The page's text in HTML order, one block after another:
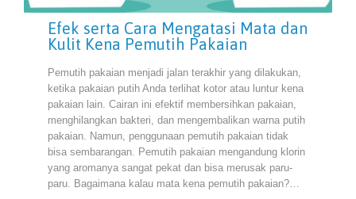
Efek serta Cara Mengatasi Mata dan
Kulit Kena Pemutih Pakaian
Pemutih pakaian menjadi jalan terakhir yang dilakukan,
ketika pakaian putih Anda terlihat kotor atau luntur kena
pakaian lain. Cairan ini efektif membersihkan pakaian,
menghilangkan bakteri, dan mengembalikan warna putih
pakaian. Namun, penggunaan pemutih pakaian tidak
bisa sembarangan. Pemutih pakaian mengandung klorin
yang aromanya sangat pekat dan bisa merusak paru-
paru. Bagaimana kalau mata kena pemutih pakaian?…